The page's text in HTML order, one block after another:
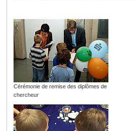
Cérémonie de remise des diplômes de
chercheur